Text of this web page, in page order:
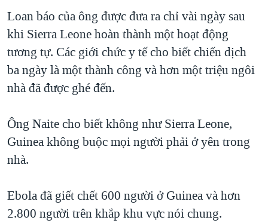
Loan báo của ông được đưa ra chỉ vài ngày sau
khi Sierra Leone hoàn thành một hoạt động
tương tự. Các giới chức y tế cho biết chiến dịch
ba ngày là một thành công và hơn một triệu ngôi
nhà đã được ghé đến.
Ông Naite cho biết không như Sierra Leone,
Guinea không buộc mọi người phải ở yên trong
nhà.
Ebola đã giết chết 600 người ở Guinea và hơn
2.800 người trên khắp khu vực nói chung.